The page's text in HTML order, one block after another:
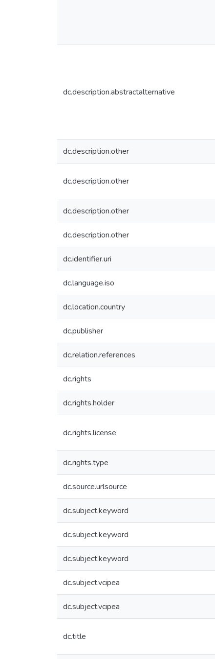
dc.description.abstractalternative
dc.description.other
dc.description.other
dc.description.other
dc.description.other
dc.identifier.uri
dc.language.iso
dc.location.country
dc.publisher
dc.relation.references
dc.rights
dc.rights.holder
dc.rights.license
dc.rights.type
dc.source.urlsource
dc.subject.keyword
dc.subject.keyword
dc.subject.keyword
dc.subject.vcipea
dc.subject.vcipea
dc.title